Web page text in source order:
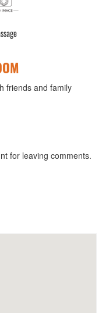
friends and family
for leaving comments.